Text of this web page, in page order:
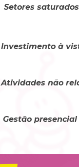
Setores saturados
Investimento à
Atividades não
Gestão presencial